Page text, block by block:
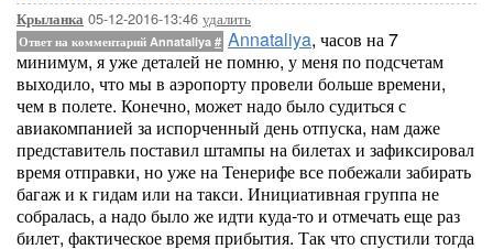
Крыланка 05-12-2016-13:46 удалить
Ответ на комментарий Annataliya # Annataliya, часов на 7
минимум, я уже деталей не помню, у меня по подсчетам
выходило, что мы в аэропорту провели больше времени,
чем в полете. Конечно, может надо было судиться с
авиакомпанией за испорченный день отпуска, нам даже
представитель поставил штампы на билетах и зафиксировал
время отправки, но уже на Тенерифе все побежали забирать
багаж и к гидам или на такси. Инициативная группа не
собралась, а надо было же идти куда-то и отмечать еще раз
билет, фактическое время прибытия. Так что спустили тогда